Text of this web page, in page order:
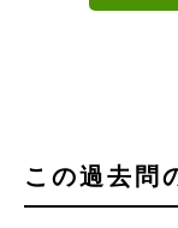
この過去問